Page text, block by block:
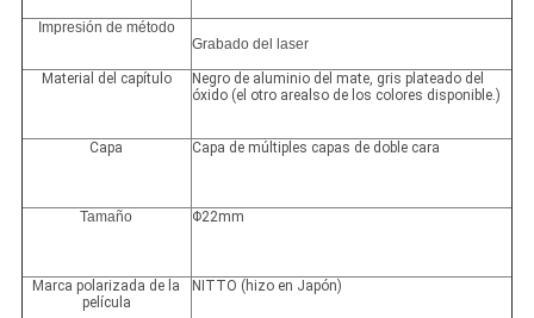
Impresión de método
Grabado del laser
Material del capítulo
Negro de aluminio del mate, gris plateado del
óxido (el otro arealso de los colores disponible.)
Capa Capa de múltiples capas de doble cara
Tamaño Φ22mm
Marca polarizada de la
película
NITTO (hizo en Japón)